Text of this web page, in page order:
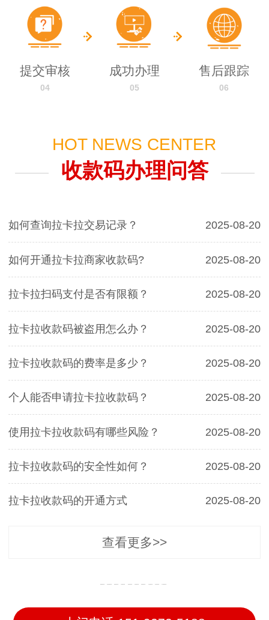
提交审核
04
成功办理
05
售后跟踪
06
HOT NEWS CENTER
收款码办理问答
如何查询拉卡拉交易记录？ 2025-08-20
如何开通拉卡拉商家收款码? 2025-08-20
拉卡拉扫码支付是否有限额？ 2025-08-20
拉卡拉收款码被盗用怎么办？ 2025-08-20
拉卡拉收款码的费率是多少？ 2025-08-20
个人能否申请拉卡拉收款码？ 2025-08-20
使用拉卡拉收款码有哪些风险？ 2025-08-20
拉卡拉收款码的安全性如何？ 2025-08-20
拉卡拉收款码的开通方式 2025-08-20
查看更多>>